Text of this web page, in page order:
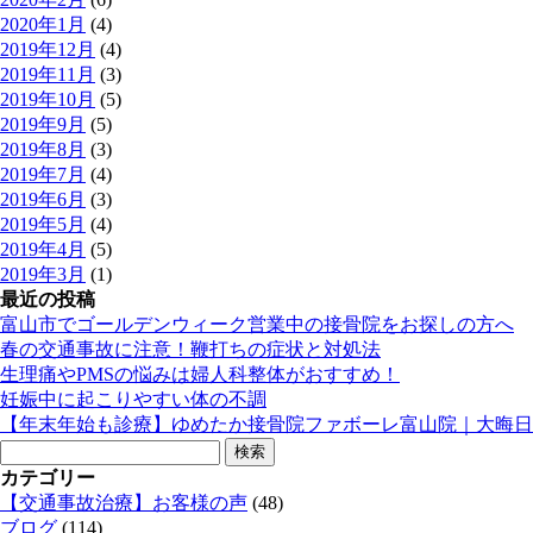
2020年1月 (4)
2019年12月 (4)
2019年11月 (3)
2019年10月 (5)
2019年9月 (5)
2019年8月 (3)
2019年7月 (4)
2019年6月 (3)
2019年5月 (4)
2019年4月 (5)
2019年3月 (1)
最近の投稿
富山市でゴールデンウィーク営業中の接骨院をお探しの方へ
春の交通事故に注意！鞭打ちの症状と対処法
生理痛やPMSの悩みは婦人科整体がおすすめ！
妊娠中に起こりやすい体の不調
【年末年始も診療】ゆめたか接骨院ファボーレ富山院｜大晦
検
索:
カテゴリー
【交通事故治療】お客様の声 (48)
ブログ (114)